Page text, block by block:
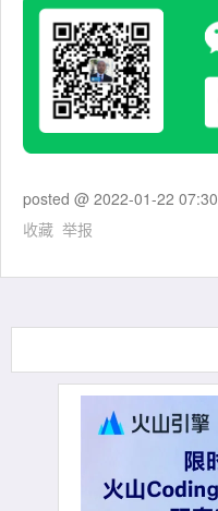
posted @ 2022-01-22 07:30
收藏 举报